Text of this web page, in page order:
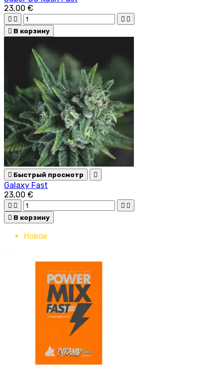
23,00 €
   
 В корзину
 Быстрый просмотр 
Galaxy Fast
23,00 €
   
 В корзину
Новое